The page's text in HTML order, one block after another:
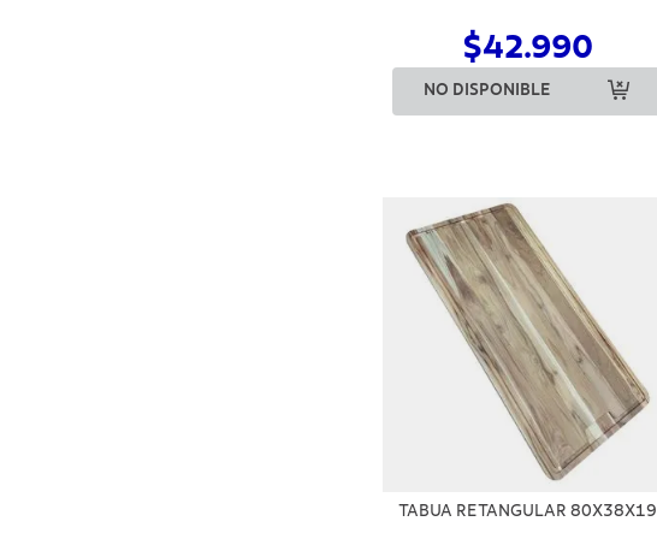
$42.990
NO DISPONIBLE
TABUA RETANGULAR 80X38X19